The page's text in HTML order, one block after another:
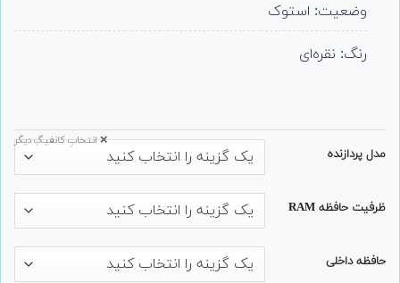
وضعیت: استوک
رنگ: نقره‌ای
مدل پردازنده
ظرفیت حافظه RAM
حافظه داخلی
❌ انتخابِ کانفیگِ دیگر